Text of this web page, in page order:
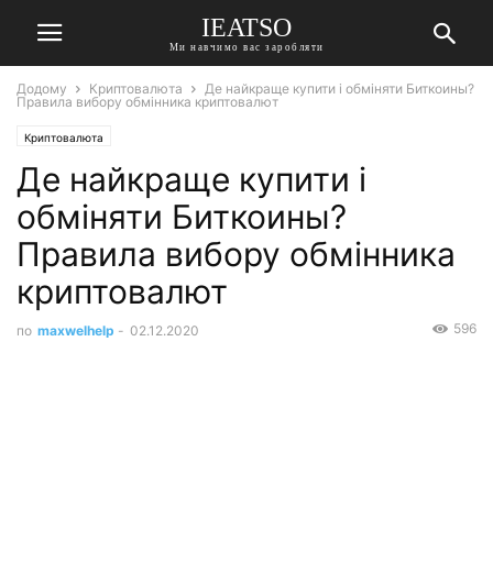
IEATSO
Ми навчимо вас заробляти
Додому Криптовалюта
Де найкраще купити і обміняти Биткоины?
Правила вибору обмінника криптовалют
Криптовалюта
Де найкраще купити і
обміняти Биткоины?
Правила вибору обмінника
криптовалют
по maxwelhelp - 02.12.2020 596